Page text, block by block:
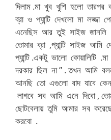
দিলাম .মা খুব খুশি হলো তারপর
ব্রা ও প্যান্টি দেখলো মা
এনেছিস আর তুই সাইজ
তোমার ব্রা ,প্যান্টি সাইজ
প্যান্টি .একটু ভালো
দরকার ছিল না ” . তখন আমি
আনছি তো এগুলো বাদ যাবে
লাগবে সব আমি এনে দিবো ,
ছোটবেলায় তুমি আমার সব
করবো .